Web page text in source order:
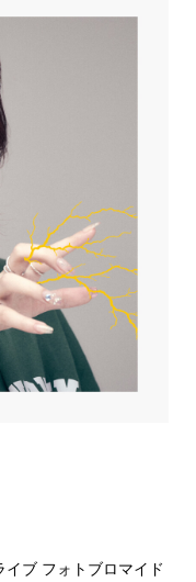
ブ フォトブロマイド